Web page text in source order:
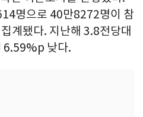
명으로 40만8272명이 참
계됐다. 지난해 3.8전당대
6.59%p 낮다.